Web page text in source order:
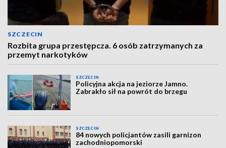
SZCZECIN
Rozbita grupa przestępcza. 6 osób zatrzymanych za
przemyt narkotyków
SZCZECIN
Policyjna akcja na jeziorze Jamno.
Zabrakło sił na powrót do brzegu
SZCZECIN
84 nowych policjantów zasili garnizon
zachodniopomorski